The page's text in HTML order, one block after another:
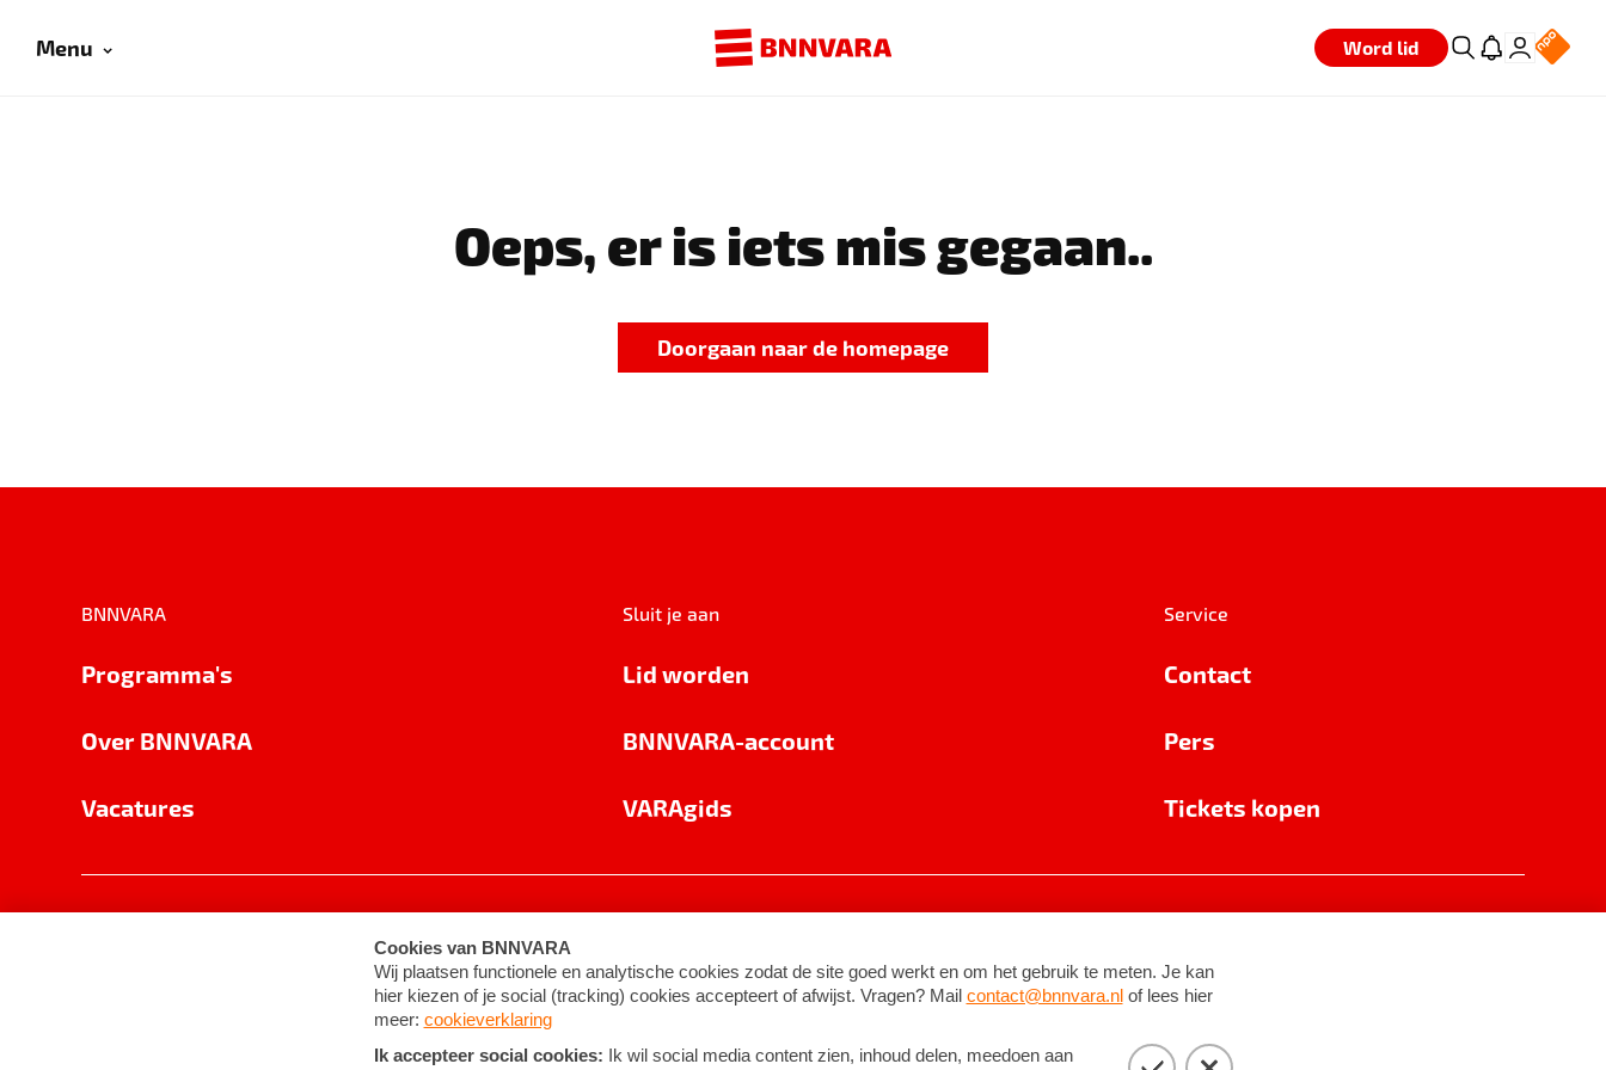
Menu Word lid
Oeps, er is iets mis gegaan..
Doorgaan naar de homepage
BNNVARA
Programma's
Over BNNVARA
Vacatures
Sluit je aan
Lid worden
BNNVARA-account
VARAgids
Service
Contact
Pers
Tickets kopen
Cookie-instellingen Algemene voorwaarden ©2026BNNVARA